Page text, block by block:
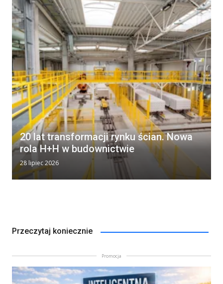
20 lat transformacji rynku ścian. Nowa
rola H+H w budownictwie
28 lipiec 2026
Przeczytaj koniecznie
Promocja